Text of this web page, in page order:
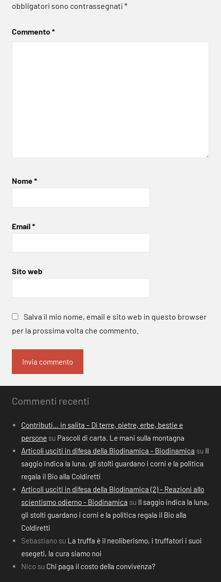
obbligatori sono contrassegnati *
Commento*
Nome*
Email *
Sito web
Salva il mio nome, email e sito web in questo browser
per la prossima volta che commento.
Commenti recenti
Contributi… in salita – Di terre, pietre, erbe, bestie e
persone su Pascoli di carta. Le mani sulla montagna
Articoli usciti in difesa della Biodinamica - Biodinamica su Il
saggio indica la luna, gli stolti guardano i corni e la politica
regala il Bio alla Coldiretti
Articoli usciti in difesa della Biodinamica (2) - Reazioni allo
scientismo odierno - Biodinamica su Il saggio indica la luna,
gli stolti guardano i corni e la politica regala il Bio alla
Coldiretti
Sebastiano su La truffa è il neoliberismo, i truffatori i suoi
esegeti, la cura siamo noi
Nico su Chi paga il costo della convivenza?